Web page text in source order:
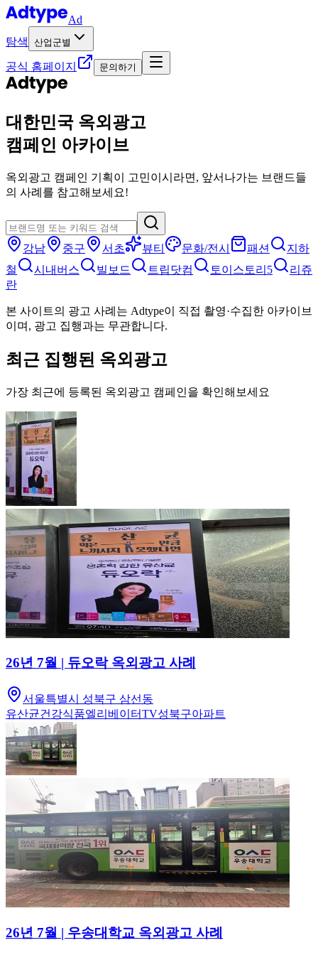
Ad
탐색
산업군별
공식 홈페이지 문의하기
대한민국 옥외광고
캠페인 아카이브
옥외광고 캠페인 기획이 고민이시라면, 앞서나가는 브랜드들
의 사례를 참고해보세요!
강남 중구 서초 뷰티 문화/전시 패션
지하
철
시내버스 빌보드 트립닷컴 토이스토리5
리쥬
란
본 사이트의 광고 사례는 Adtype이 직접 촬영·수집한 아카이브
이며, 광고 집행과는 무관합니다.
최근 집행된 옥외광고
가장 최근에 등록된 옥외광고 캠페인을 확인해보세요
26년 7월 | 듀오락 옥외광고 사례
서울특별시 성북구 삼선동
유산균건강식품엘리베이터TV성북구아파트
26년 7월 | 우송대학교 옥외광고 사례